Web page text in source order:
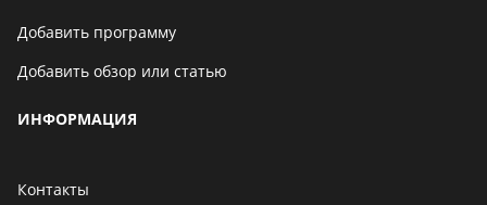
Добавить программу
Добавить обзор или статью
ИНФОРМАЦИЯ
Контакты